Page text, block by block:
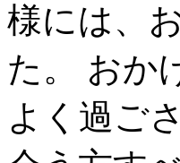
様には、
た。 おか
よく過ご